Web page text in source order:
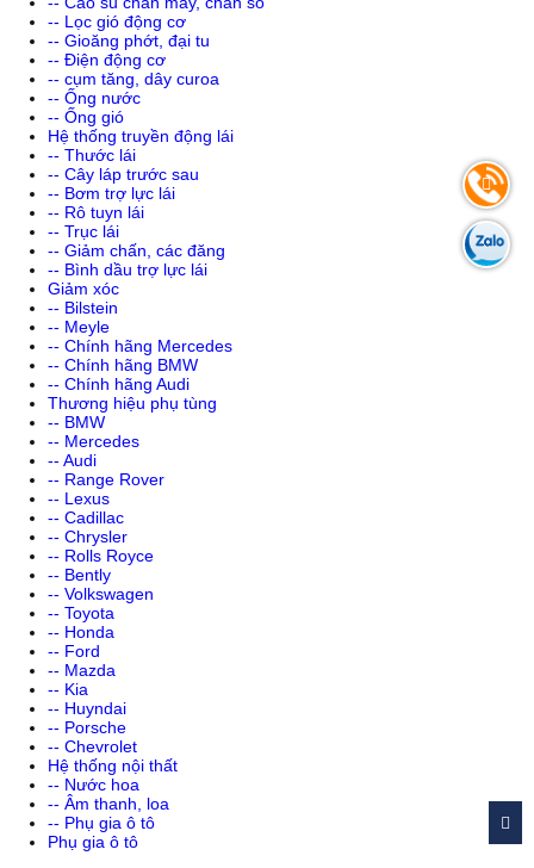
-- Lọc gió động cơ
-- Gioăng phớt, đại tu
-- Điện động cơ
-- cụm tăng, dây curoa
-- Ống nước
-- Ống gió
Hệ thống truyền động lái
-- Thước lái
-- Cây láp trước sau
-- Bơm trợ lực lái
-- Rô tuyn lái
-- Trục lái
-- Giảm chấn, các đăng
-- Bình dầu trợ lực lái
Giảm xóc
-- Bilstein
-- Meyle
-- Chính hãng Mercedes
-- Chính hãng BMW
-- Chính hãng Audi
Thương hiệu phụ tùng
-- BMW
-- Mercedes
-- Audi
-- Range Rover
-- Lexus
-- Cadillac
-- Chrysler
-- Rolls Royce
-- Bently
-- Volkswagen
-- Toyota
-- Honda
-- Ford
-- Mazda
-- Kia
-- Huyndai
-- Porsche
-- Chevrolet
Hệ thống nội thất
-- Nước hoa
-- Âm thanh, loa
-- Phụ gia ô tô
Phụ gia ô tô